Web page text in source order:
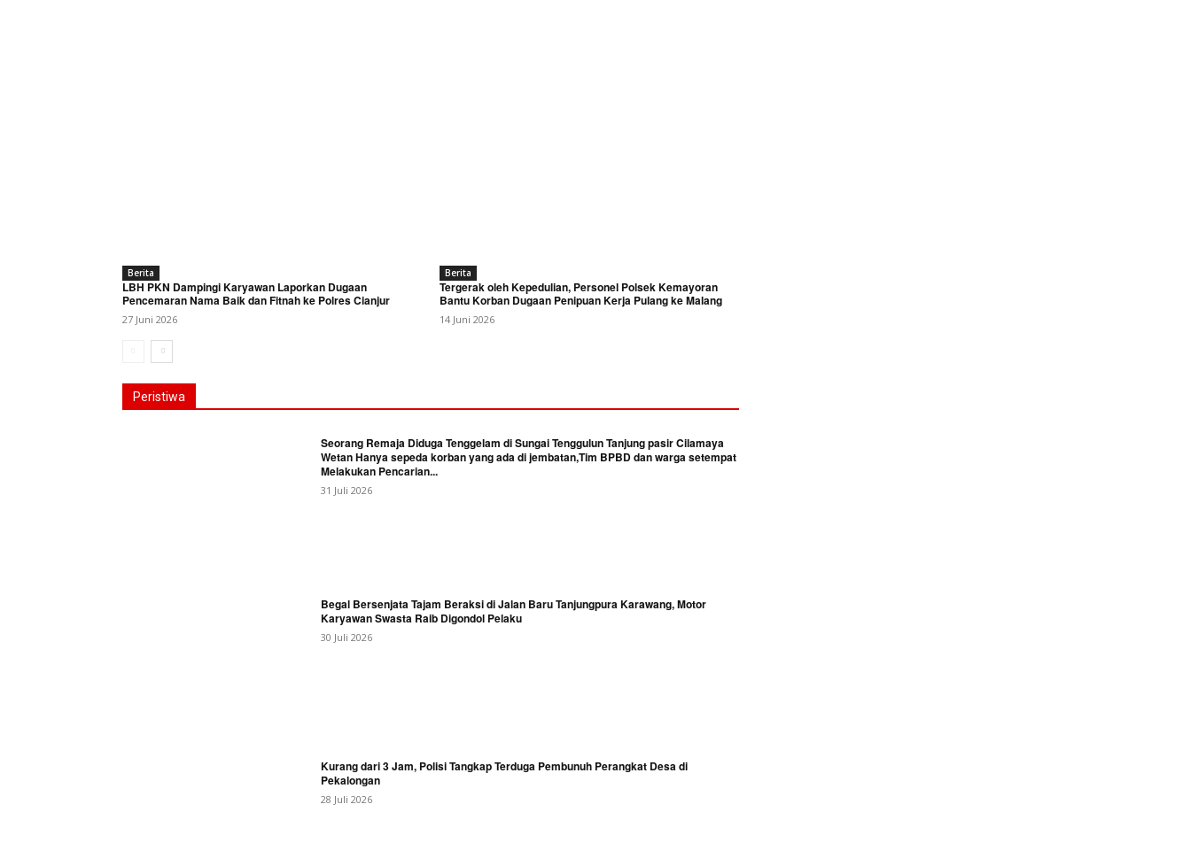
Berita
LBH PKN Dampingi Karyawan Laporkan Dugaan
Pencemaran Nama Baik dan Fitnah ke Polres Cianjur
27 Juni 2026
Berita
Tergerak oleh Kepedulian, Personel Polsek Kemayoran
Bantu Korban Dugaan Penipuan Kerja Pulang ke Malang
14 Juni 2026
Peristiwa
Seorang Remaja Diduga Tenggelam di Sungai Tenggulun Tanjung pasir Cilamaya
Wetan Hanya sepeda korban yang ada di jembatan,Tim BPBD dan warga setempat
Melakukan Pencarian...
31 Juli 2026
Begal Bersenjata Tajam Beraksi di Jalan Baru Tanjungpura Karawang, Motor
Karyawan Swasta Raib Digondol Pelaku
30 Juli 2026
Kurang dari 3 Jam, Polisi Tangkap Terduga Pembunuh Perangkat Desa di
Pekalongan
28 Juli 2026